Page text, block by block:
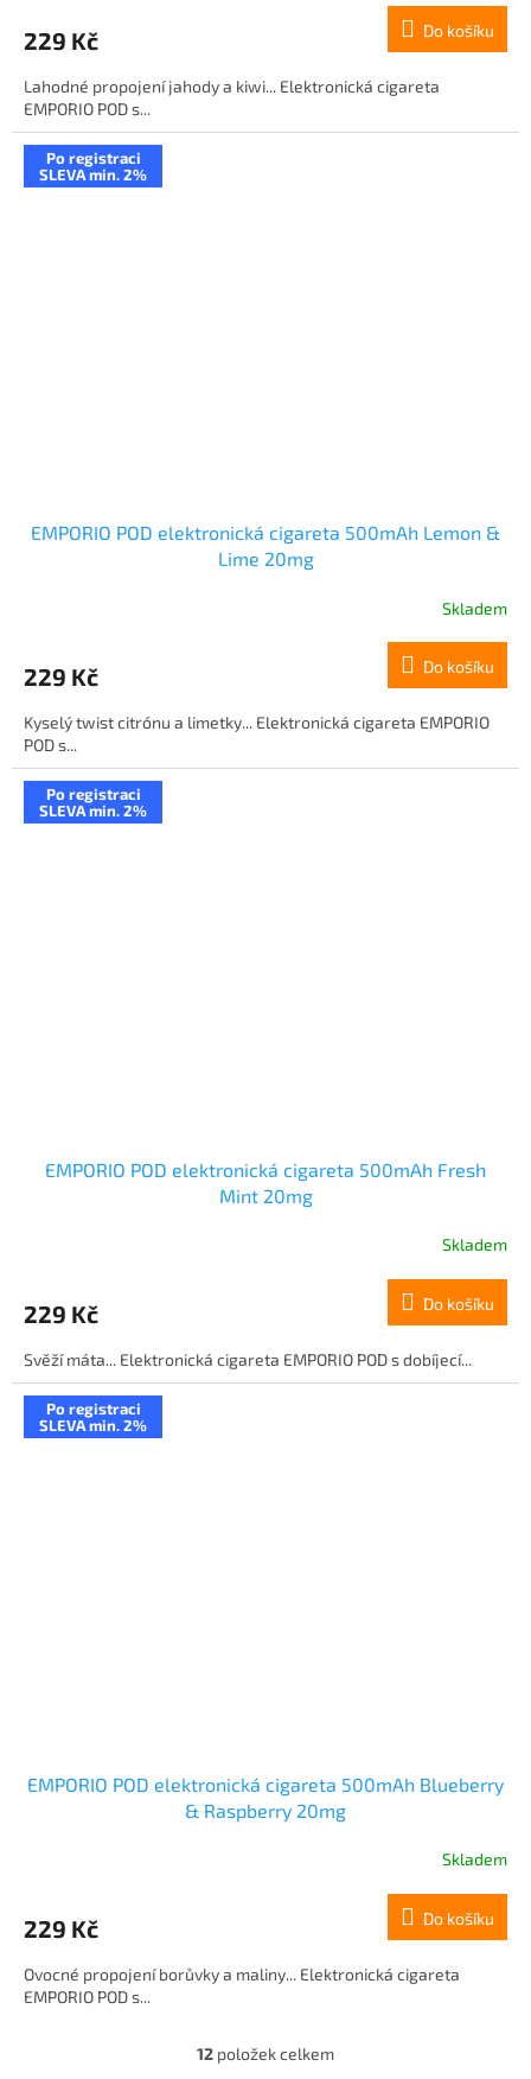
229 Kč Do košíku
Lahodné propojení jahody a kiwi... Elektronická cigareta
EMPORIO POD s...
Po registraci
SLEVA min. 2%
EMPORIO POD elektronická cigareta 500mAh Lemon &
Lime 20mg
Skladem
229 Kč Do košíku
Kyselý twist citrónu a limetky... Elektronická cigareta EMPORIO
POD s...
Po registraci
SLEVA min. 2%
EMPORIO POD elektronická cigareta 500mAh Fresh
Mint 20mg
Skladem
229 Kč Do košíku
Svěží máta... Elektronická cigareta EMPORIO POD s dobíjecí...
Po registraci
SLEVA min. 2%
EMPORIO POD elektronická cigareta 500mAh Blueberry
& Raspberry 20mg
Skladem
229 Kč Do košíku
Ovocné propojení borůvky a maliny... Elektronická cigareta
EMPORIO POD s...
O
12 položek celkem